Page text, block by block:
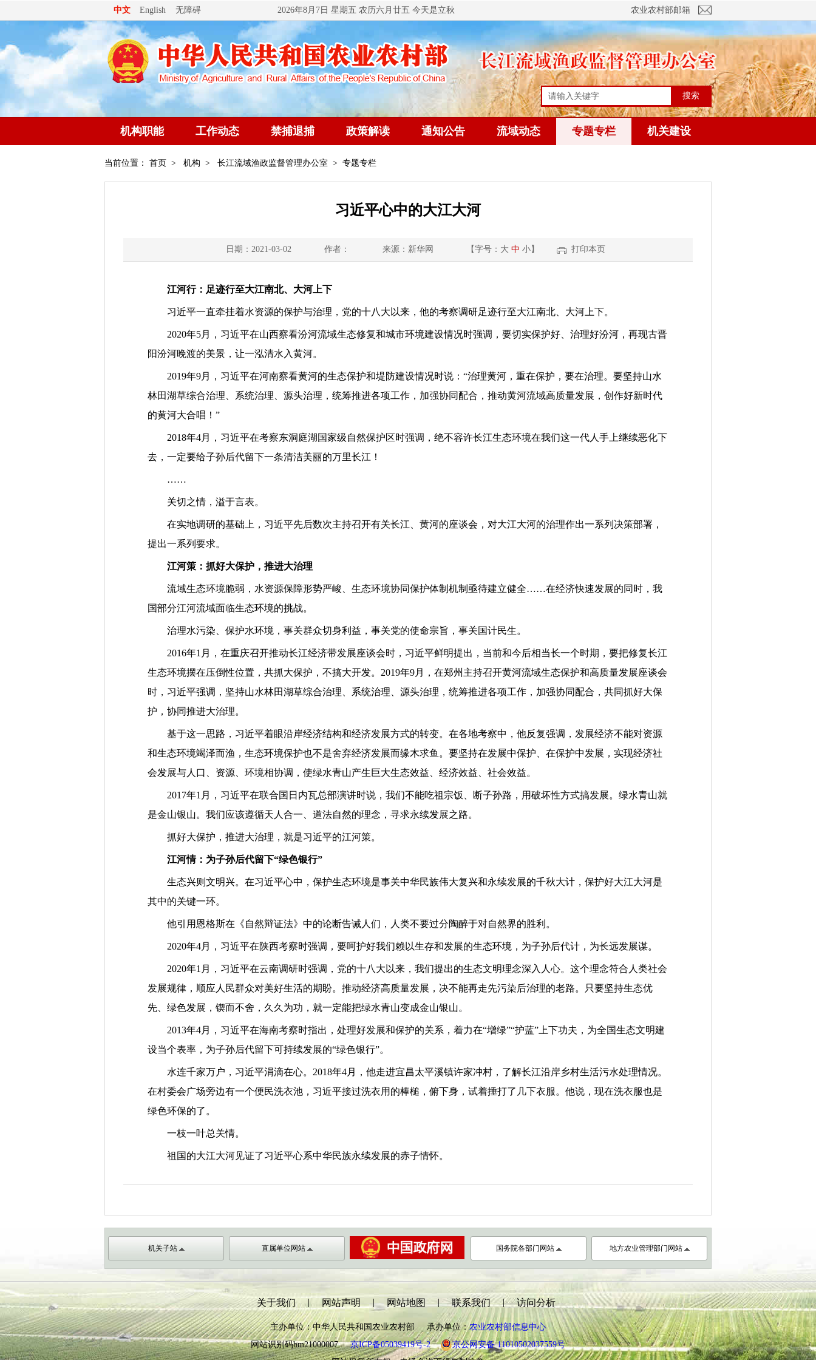
中文 English 无障碍 2026年8月7日 星期五 农历六月廿五 今天是立秋 农业农村部邮箱
搜索
机构职能 工作动态 禁捕退捕 政策解读 通知公告 流域动态 专题专栏 机关建设
当前位置： 首页 > 机构 > 长江流域渔政监督管理办公室 > 专题专栏
习近平心中的大江大河
日期：2021-03-02 作者： 来源：新华网 【字号： 大 中 小】 打印本页
江河行：足迹行至大江南北、大河上下
习近平一直牵挂着水资源的保护与治理，党的十八大以来，他的考察调研足迹行至大江南北、大河上下。
2020年5月，习近平在山西察看汾河流域生态修复和城市环境建设情况时强调，要切实保护好、治理好汾河，再现古晋
阳汾河晚渡的美景，让一泓清水入黄河。
2019年9月，习近平在河南察看黄河的生态保护和堤防建设情况时说： “治理黄河，重在保护，要在治理。要坚持山水
林田湖草综合治理、系统治理、源头治理，统筹推进各项工作，加强协同配合，推动黄河流域高质量发展，创作好新时代
的黄河大合唱！ ”
2018年4月，习近平在考察东洞庭湖国家级自然保护区时强调，绝不容许长江生态环境在我们这一代人手上继续恶化下
去，一定要给子孙后代留下一条清洁美丽的万里长江！
……
关切之情，溢于言表。
在实地调研的基础上，习近平先后数次主持召开有关长江、黄河的座谈会，对大江大河的治理作出一系列决策部署，
提出一系列要求。
江河策：抓好大保护，推进大治理
流域生态环境脆弱，水资源保障形势严峻、生态环境协同保护体制机制亟待建立健全……在经济快速发展的同时，我
国部分江河流域面临生态环境的挑战。
治理水污染、保护水环境，事关群众切身利益，事关党的使命宗旨，事关国计民生。
2016年1 月，在重庆召开推动长江经济带发展座谈会时，习近平鲜明提出，当前和今后相当长一个时期，要把修复长江
生态环境摆在压倒性位置，共抓大保护，不搞大开发。 2019年9月，在郑州主持召开黄河流域生态保护和高质量发展座谈会
时，习近平强调，坚持山水林田湖草综合治理、系统治理、源头治理，统筹推进各项工作，加强协同配合，共同抓好大保
护，协同推进大治理。
基于这一思路，习近平着眼沿岸经济结构和经济发展方式的转变。在各地考察中，他反复强调，发展经济不能对资源
和生态环境竭泽而渔，生态环境保护也不是舍弃经济发展而缘木求鱼。要坚持在发展中保护、在保护中发展，实现经济社
会发展与人口、资源、环境相协调，使绿水青山产生巨大生态效益、经济效益、社会效益。
2017年1 月，习近平在联合国日内瓦总部演讲时说，我们不能吃祖宗饭、断子孙路，用破坏性方式搞发展。绿水青山就
是金山银山。我们应该遵循天人合一、道法自然的理念，寻求永续发展之路。
抓好大保护，推进大治理，就是习近平的江河策。
江河情：为子孙后代留下“绿色银行”
生态兴则文明兴。在习近平心中，保护生态环境是事关中华民族伟大复兴和永续发展的千秋大计，保护好大江大河是
其中的关键一环。
他引用恩格斯在《自然辩证法》中的论断告诫人们，人类不要过分陶醉于对自然界的胜利。
2020年4月，习近平在陕西考察时强调，要呵护好我们赖以生存和发展的生态环境，为子孙后代计，为长远发展谋。
2020年1 月，习近平在云南调研时强调，党的十八大以来，我们提出的生态文明理念深入人心。这个理念符合人类社会
发展规律，顺应人民群众对美好生活的期盼。推动经济高质量发展，决不能再走先污染后治理的老路。只要坚持生态优
先、绿色发展，锲而不舍，久久为功，就一定能把绿水青山变成金山银山。
2013年4月，习近平在海南考察时指出，处理好发展和保护的关系，着力在“增绿”“护蓝” 上下功夫，为全国生态文明建
设当个表率，为子孙后代留下可持续发展的“绿色银行”。
水连千家万户，习近平涓滴在心。 2018年4月，他走进宜昌太平溪镇许家冲村，了解长江沿岸乡村生活污水处理情况。
在村委会广场旁边有一个便民洗衣池，习近平接过洗衣用的棒槌，俯下身，试着捶打了几下衣服。他说，现在洗衣服也是
绿色环保的了。
一枝一叶总关情。
祖国的大江大河见证了习近平心系中华民族永续发展的赤子情怀。
机关子站 直属单位网站 国务院各部门网站 地方农业管理部门网站
关于我们 | 网站声明 | 网站地图 | 联系我们 | 访问分析
主办单位：中华人民共和国农业农村部 承办单位：农业农村部信息中心
网站识别码bm21000007京ICP备05039419号-2
京公网安备 11010502037559号